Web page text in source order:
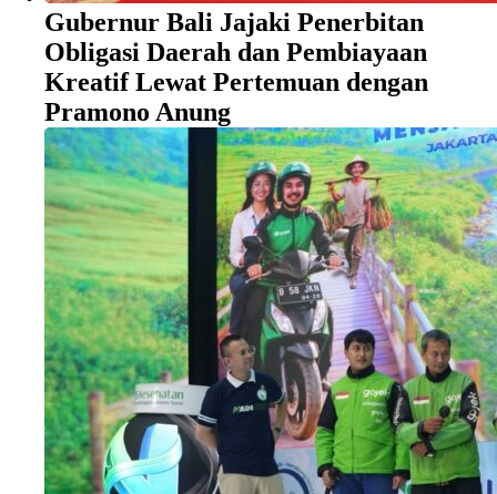
Gubernur Bali Jajaki Penerbitan
Obligasi Daerah dan Pembiayaan
Kreatif Lewat Pertemuan dengan
Pramono Anung